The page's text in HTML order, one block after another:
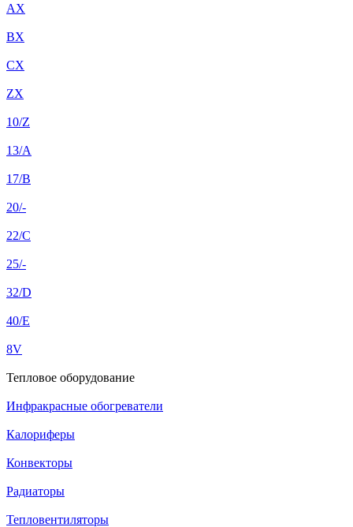
AX
BX
CX
ZX
10/Z
13/A
17/B
20/-
22/C
25/-
32/D
40/E
8V
Тепловое оборудование
Инфракрасные обогреватели
Калориферы
Конвекторы
Радиаторы
Тепловентиляторы